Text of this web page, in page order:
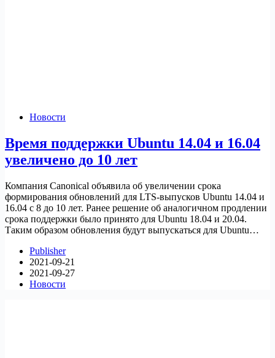
Новости
Время поддержки Ubuntu 14.04 и 16.04
увеличено до 10 лет
Компания Canonical объявила об увеличении срока
формирования обновлений для LTS-выпусков Ubuntu 14.04 и
16.04 с 8 до 10 лет. Ранее решение об аналогичном продлении
срока поддержки было принято для Ubuntu 18.04 и 20.04.
Таким образом обновления будут выпускаться для Ubuntu…
Publisher
2021-09-21
2021-09-27
Новости